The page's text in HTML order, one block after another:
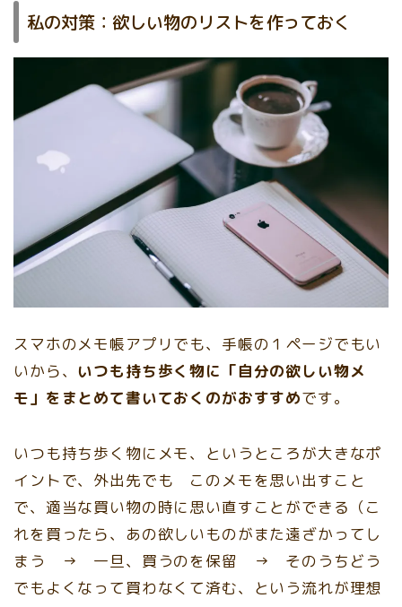
私の対策：欲しい物のリストを作っておく
スマホのメモ帳アプリでも、手帳の１ページでもい
いから、 いつも持ち歩く物に「自分の欲しい物メ
モ」をまとめて書いておくのがおすすめです。
いつも持ち歩く物にメモ、というところが大きなポ
イントで、外出先でも このメモを思い出すこと
で、適当な買い物の時に思い直すことができる（こ
れを買ったら、あの欲しいものがまた遠ざかってし
まう → 一旦、買うのを保留 → そのうちどう
でもよくなって買わなくて済む、という流れが理想